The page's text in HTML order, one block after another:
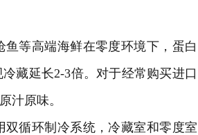
等高端海鲜在零度环境下，蛋白
藏延长2-3倍。对于经常购买进口
汁原味。
循环制冷系统，冷藏室和零度室